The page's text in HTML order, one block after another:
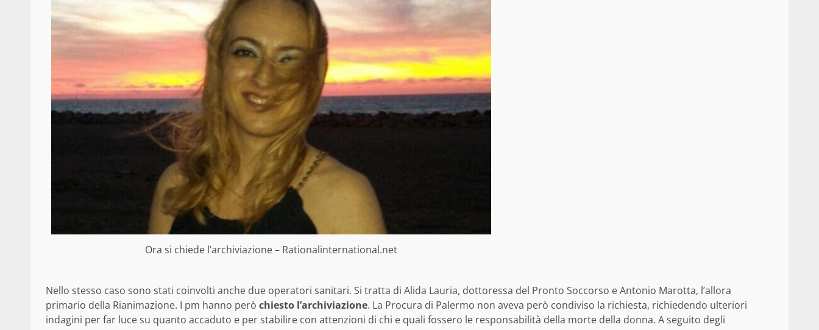
Ora si chiede l’archiviazione – Rationalinternational.net
Nello stesso caso sono stati coinvolti anche due operatori sanitari. Si tratta di Alida Lauria, dottoressa del Pronto Soccorso e Antonio Marotta, l’allora
primario della Rianimazione. I pm hanno però chiesto l’archiviazione. La Procura di Palermo non aveva però condiviso la richiesta, richiedendo ulteriori
indagini per far luce su quanto accaduto e per stabilire con attenzioni di chi e quali fossero le responsabilità della morte della donna. A seguito degli